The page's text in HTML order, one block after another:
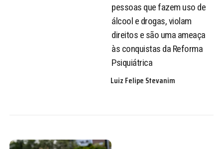
pessoas que fazem uso de
álcool e drogas, violam
direitos e são uma ameaça
às conquistas da Reforma
Psiquiátrica
Luiz Felipe Stevanim